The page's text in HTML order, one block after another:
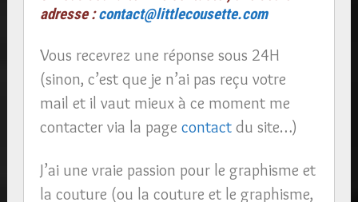
adresse :contact@littlecousette.com
Vous recevrez une réponse sous 24H
(sinon, c’est que je n’ai pas reçu votre
mail et il vaut mieux à ce moment me
contacter via la page contact du site…)
J’ai une vraie passion pour le graphisme et
la couture (ou la couture et le graphisme,